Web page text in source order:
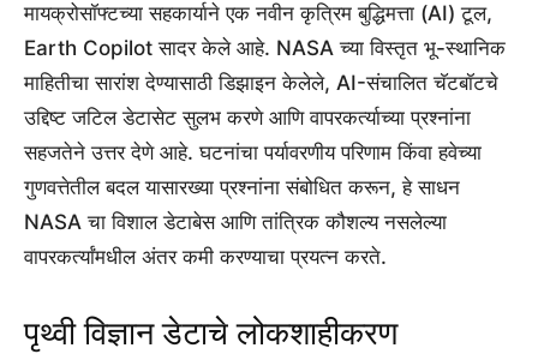
मायक्रोसॉफ्टच्या सहकार्याने एक नवीन कृत्रिम बुद्धिमत्ता (AI) टूल,
Earth Copilot सादर केले आहे. NASA च्या विस्तृत भू-स्थानिक
माहितीचा सारांश देण्यासाठी डिझाइन केलेले, AI-संचालित चॅटबॉटचे
उद्दिष्ट जटिल डेटासेट सुलभ करणे आणि वापरकर्त्याच्या प्रश्नांना
सहजतेने उत्तर देणे आहे. घटनांचा पर्यावरणीय परिणाम किंवा हवेच्या
गुणवत्तेतील बदल यासारख्या प्रश्नांना संबोधित करून, हे साधन
NASA चा विशाल डेटाबेस आणि तांत्रिक कौशल्य नसलेल्या
वापरकर्त्यांमधील अंतर कमी करण्याचा प्रयत्न करते.
पृथ्वी विज्ञान डेटाचे लोकशाहीकरण